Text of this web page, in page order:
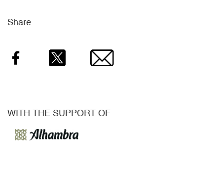
Share
Facebook Email
WITH THE SUPPORT OF